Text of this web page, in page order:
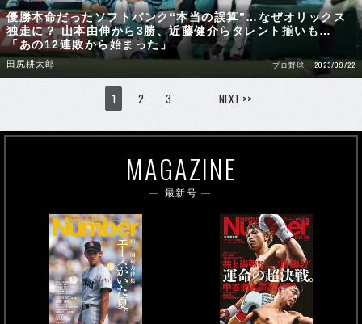
優勝本命だったソフトバンク“本当の誤算”…なぜオリックス
独走に？ 山本由伸から3勝、近藤健介らタレント揃いも…
「あの12連敗から始まった」
田尻耕太郎 プロ野球 2023/09/22
1 2 3 NEXT >>
MAGAZINE
最新号